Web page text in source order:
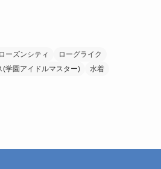
ーズンシティ
ローグライク
(学園アイドルマスター)
水着